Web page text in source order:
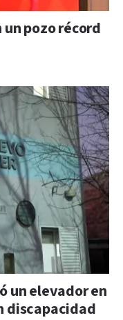
un pozo récord
un elevador en
discapacidad